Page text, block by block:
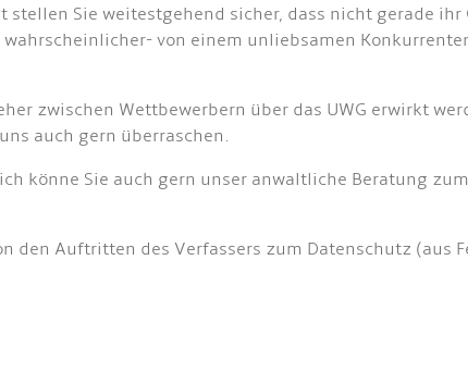
Sie weitestgehend sicher, dass nicht gerade ihr
von einem unliebsamen
zwischen Wettbewerbern über das UWG erwirkt
auch gern überraschen.
könne Sie auch gern unser anwaltliche Beratung
Auftritten des Verfassers zum Datenschutz (aus